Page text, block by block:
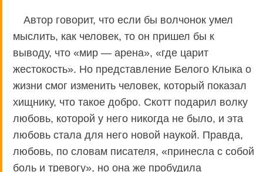
Автор говорит, что если бы волчонок умел
мыслить, как человек, то он пришел бы к
выводу, что «мир — арена», «где царит
жестокость». Но представление Белого Клыка о
жизни смог изменить человек, который показал
хищнику, что такое добро. Скотт подарил волку
любовь, которой у него никогда не было, и эта
любовь стала для него новой наукой. Правда,
любовь, по словам писателя, «принесла с собой
боль и тревогу», но она же пробудила